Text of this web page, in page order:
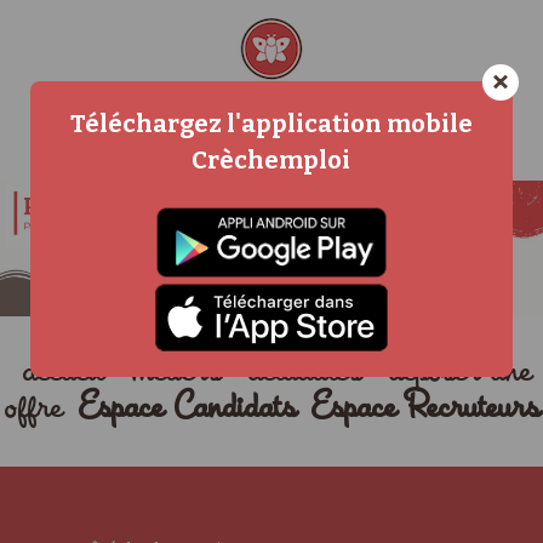
accueil métiers actualités
déposer une
offre Espace Candidats Espace Recruteurs
×
Téléchargez l'application mobile
Crèchemploi